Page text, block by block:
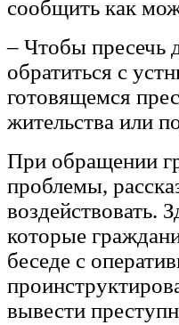
сообщить как
– Чтобы пресечь
обратиться с
готовящемся
жительства или
При обращении
проблемы,
воздействовать.
которые
беседе с
вывести